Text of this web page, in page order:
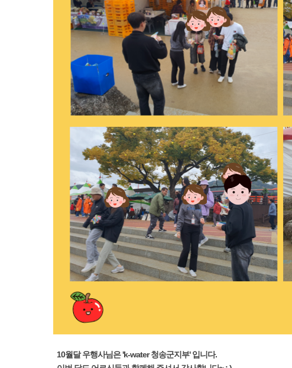
10월달 우행사님은 'k-water 청송군지부'입니다.